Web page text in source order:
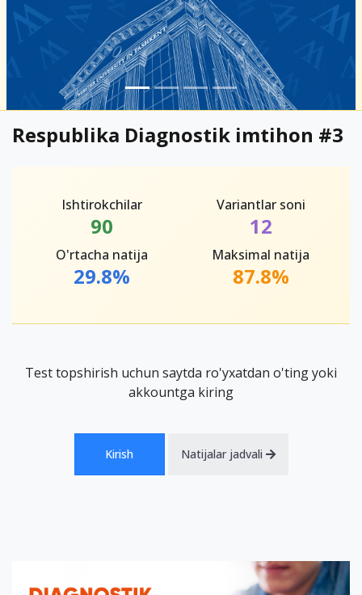
Respublika Diagnostik imtihon #3
Ishtirokchilar
90
Variantlar soni
12
O'rtacha natija
29.8%
Maksimal natija
87.8%
Test topshirish uchun saytda ro'yxatdan o'ting yoki
akkountga kiring
Kirish Natijalar jadvali